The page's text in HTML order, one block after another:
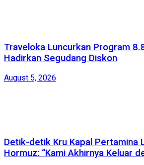
Traveloka Luncurkan Program
Hadirkan Segudang Diskon
August 5, 2026
Detik-detik Kru Kapal Pertamina
Hormuz: “Kami Akhirnya Keluar